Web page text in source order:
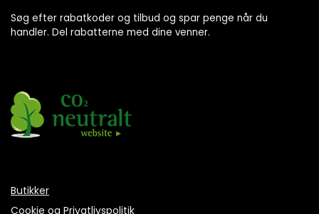
Søg efter rabatkoder og tilbud og spar penge når du
handler. Del rabatterne med dine venner.
Butikker
Cookie og Privatlivspolitik